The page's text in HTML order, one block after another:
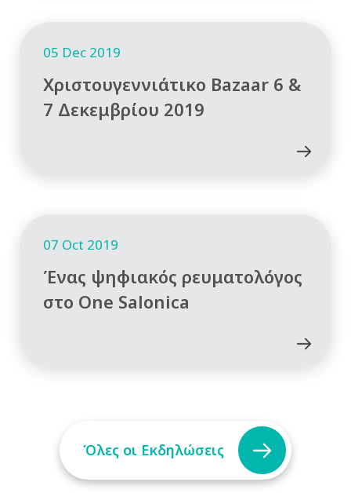
05 Dec 2019
Χριστουγεννιάτικο Bazaar 6 &
7 Δεκεμβρίου 2019
07 Oct 2019
Ένας ψηφιακός ρευματολόγος
στο One Salonica
Όλες οι Εκδηλώσεις